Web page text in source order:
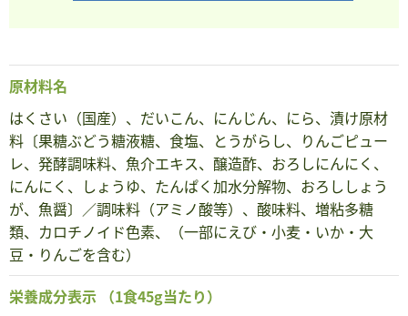
原材料名
はくさい（国産）、だいこん、にんじん、にら、漬け原材
料〔果糖ぶどう糖液糖、食塩、とうがらし、りんごピュー
レ、発酵調味料、魚介エキス、醸造酢、おろしにんにく、
にんにく、しょうゆ、たんぱく加水分解物、おろししょう
が、魚醤〕／調味料（アミノ酸等）、酸味料、増粘多糖
類、カロチノイド色素、（一部にえび・小麦・いか・大
豆・りんごを含む）
栄養成分表示 （1食45g当たり）